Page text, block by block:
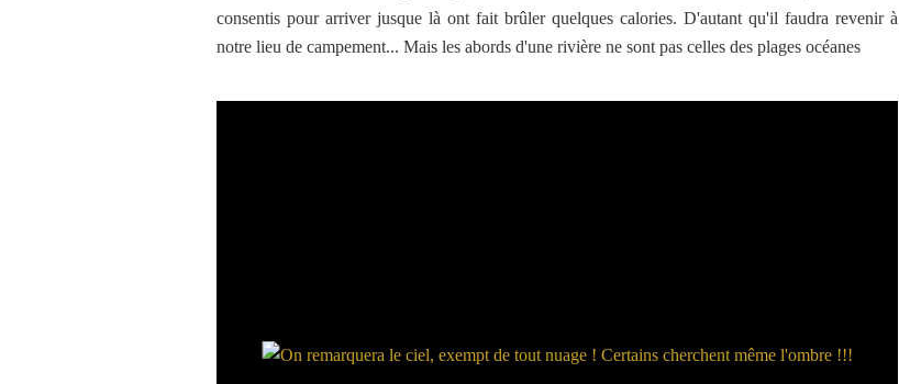
consentis pour arriver jusque là ont fait brûler quelques calories. D'autant qu'il faudra revenir à
notre lieu de campement... Mais les abords d'une rivière ne sont pas celles des plages océanes